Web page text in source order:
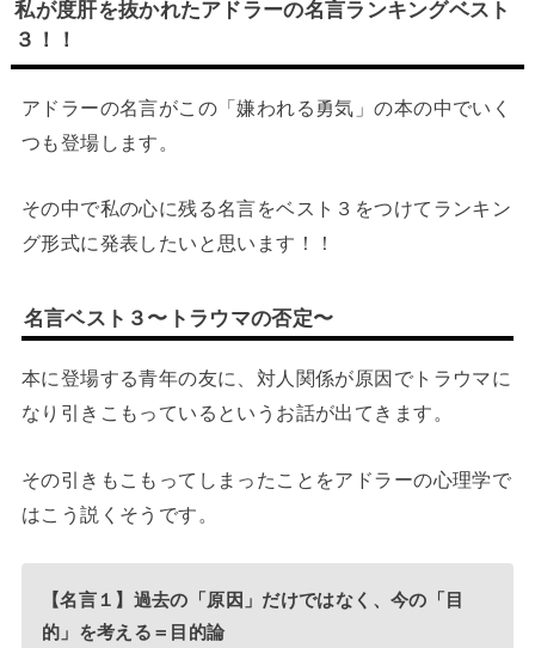
私が度肝を抜かれたアドラーの名言ランキングベスト
３！！
アドラーの名言がこの「嫌われる勇気」の本の中でいく
つも登場します。
その中で私の心に残る名言をベスト３をつけてランキン
グ形式に発表したいと思います！！
名言ベスト３〜トラウマの否定〜
本に登場する青年の友に、対人関係が原因でトラウマに
なり引きこもっているというお話が出てきます。
その引きもこもってしまったことをアドラーの心理学で
はこう説くそうです。
【名言１】過去の「原因」だけではなく、今の「目
的」を考える＝目的論